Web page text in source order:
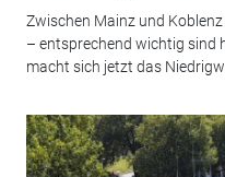
Zwischen Mainz und
– entsprechend wichtig sind
macht sich jetzt das